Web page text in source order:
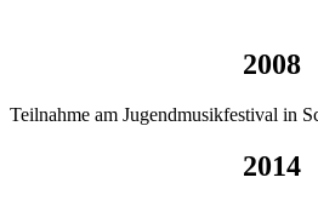
2008
Teilnahme am Jugendmusikfestival in
2014